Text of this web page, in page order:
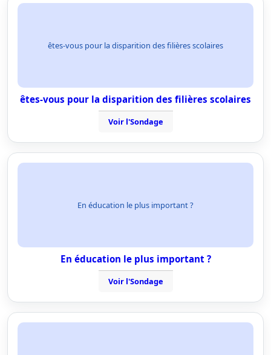
êtes-vous pour la disparition des filières scolaires
êtes-vous pour la disparition des filières scolaires
Voir l'Sondage
En éducation le plus important ?
En éducation le plus important ?
Voir l'Sondage